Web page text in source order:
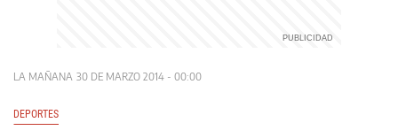
LA MAÑANA 30 DE MARZO 2014 - 00:00
DEPORTES